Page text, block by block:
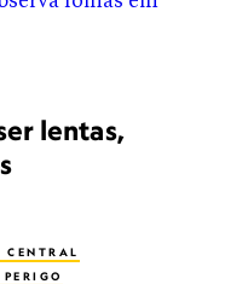
lentas,
CENTRAL